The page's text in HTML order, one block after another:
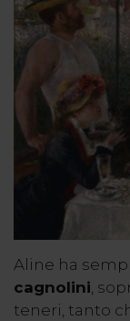
Aline ha
cagnolini,
teneri, tanto